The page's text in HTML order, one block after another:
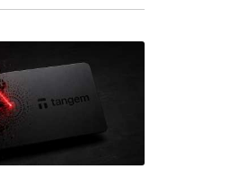
CSS / Линии и рамки /
/ Заработок